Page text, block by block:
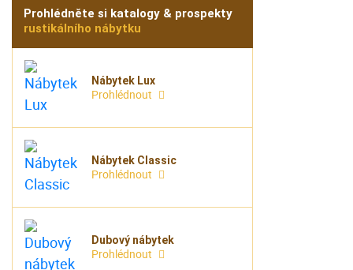
Prohlédněte si katalogy & prospekty
rustikálního nábytku
Nábytek Lux
Prohlédnout
Nábytek Classic
Prohlédnout
Dubový nábytek
Prohlédnout